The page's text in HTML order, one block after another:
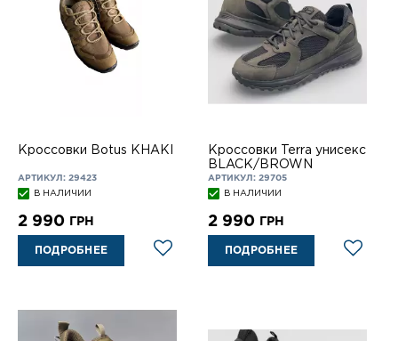
Кроссовки Вotus КHAKI
АРТИКУЛ: 29423
В НАЛИЧИИ
2 990 ГРН
ПОДРОБНЕЕ
Кроссовки Terra унисекс
BLACK/BROWN
АРТИКУЛ: 29705
В НАЛИЧИИ
2 990 ГРН
ПОДРОБНЕЕ